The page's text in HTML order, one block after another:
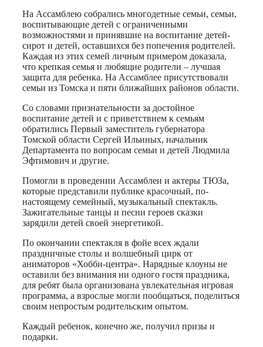
На Ассамблею собрались многодетные семьи, семьи,
воспитывающие детей с ограниченными
возможностями и принявшие на воспитание детей-
сирот и детей, оставшихся без попечения родителей.
Каждая из этих семей личным примером доказала,
что крепкая семья и любящие родители – лучшая
защита для ребенка. На Ассамблее присутствовали
семьи из Томска и пяти ближайших районов области.
Со словами признательности за достойное
воспитание детей и с приветствием к семьям
обратились Первый заместитель губернатора
Томской области Сергей Ильиных, начальник
Департамента по вопросам семьи и детей Людмила
Эфтимович и другие.
Помогли в проведении Ассамблеи и актеры ТЮЗа,
которые представили публике красочный, по-
настоящему семейный, музыкальный спектакль.
Зажигательные танцы и песни героев сказки
зарядили детей своей энергетикой.
По окончании спектакля в фойе всех ждали
праздничные столы и волшебный цирк от
аниматоров «Хобби-центра». Нарядные клоуны не
оставили без внимания ни одного гостя праздника,
для ребят была организована увлекательная игровая
программа, а взрослые могли пообщаться, поделиться
своим непростым родительским опытом.
Каждый ребенок, конечно же, получил призы и
подарки.